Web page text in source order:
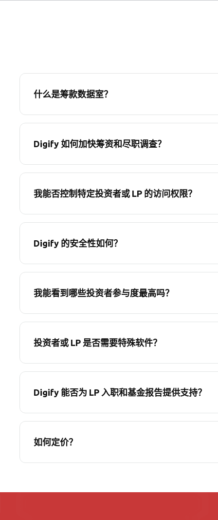
什么是筹款数据室？
Digify 如何加快筹资和尽职调查？
我能否控制特定投资者或 LP 的访问权限？
Digify 的安全性如何？
我能看到哪些投资者参与度最高吗？
投资者或 LP 是否需要特殊软件？
Digify 能否为 LP 入职和基金报告提供支持？
如何定价？